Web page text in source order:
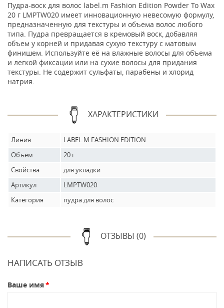
Пудра-воск для волос label.m Fashion Edition Powder To Wax
20 г LMPTW020 имеет инновационную невесомую формулу,
предназначенную для текстуры и объема волос любого
типа. Пудра превращается в кремовый воск, добавляя
объем у корней и придавая сухую текстуру с матовым
финишем. Используйте её на влажные волосы для объема
и легкой фиксации или на сухие волосы для придания
текстуры. Не содержит сульфаты, парабены и хлорид
натрия.
ХАРАКТЕРИСТИКИ
Линия
LABEL.M FASHION EDITION
Объем
20 г
Свойства
для укладки
Артикул
LMPTW020
Категория
пудра для волос
ОТЗЫВЫ (0)
НАПИСАТЬ ОТЗЫВ
Ваше имя